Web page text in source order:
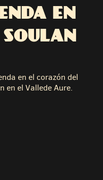
EN
en el corazón del
en el Vallede Aure.